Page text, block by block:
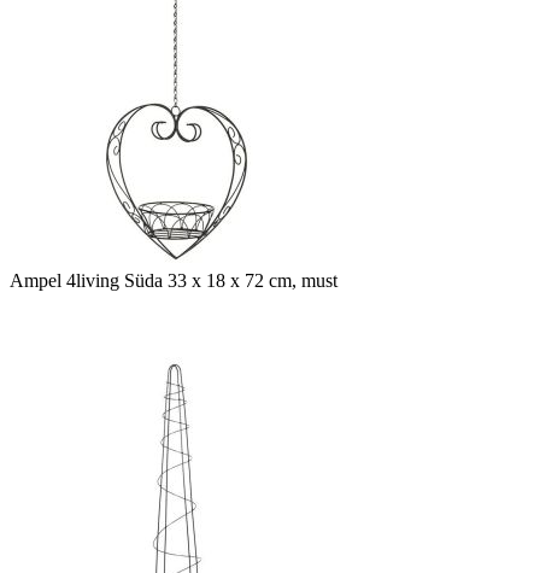
Ampel 4living Süda 33 x 18 x 72 cm, must